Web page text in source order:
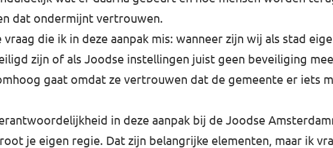
dat ondermijnt vertrouwen.
die ik in deze aanpak mis: wanneer zijn wij als stad
zijn of als Joodse instellingen juist geen beveiliging
gaat omdat ze vertrouwen dat de gemeente er iets
in deze aanpak bij de Joodse
je eigen regie. Dat zijn belangrijke elementen, maar ik